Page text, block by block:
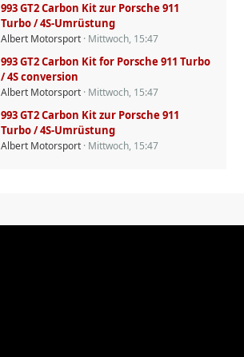
993 GT2 Carbon Kit zur Porsche 911
Turbo / 4S-Umrüstung
Albert Motorsport Mittwoch, 15:47
993 GT2 Carbon Kit for Porsche 911 Turbo
/ 4S conversion
Albert Motorsport Mittwoch, 15:47
993 GT2 Carbon Kit zur Porsche 911
Turbo / 4S-Umrüstung
Albert Motorsport Mittwoch, 15:47